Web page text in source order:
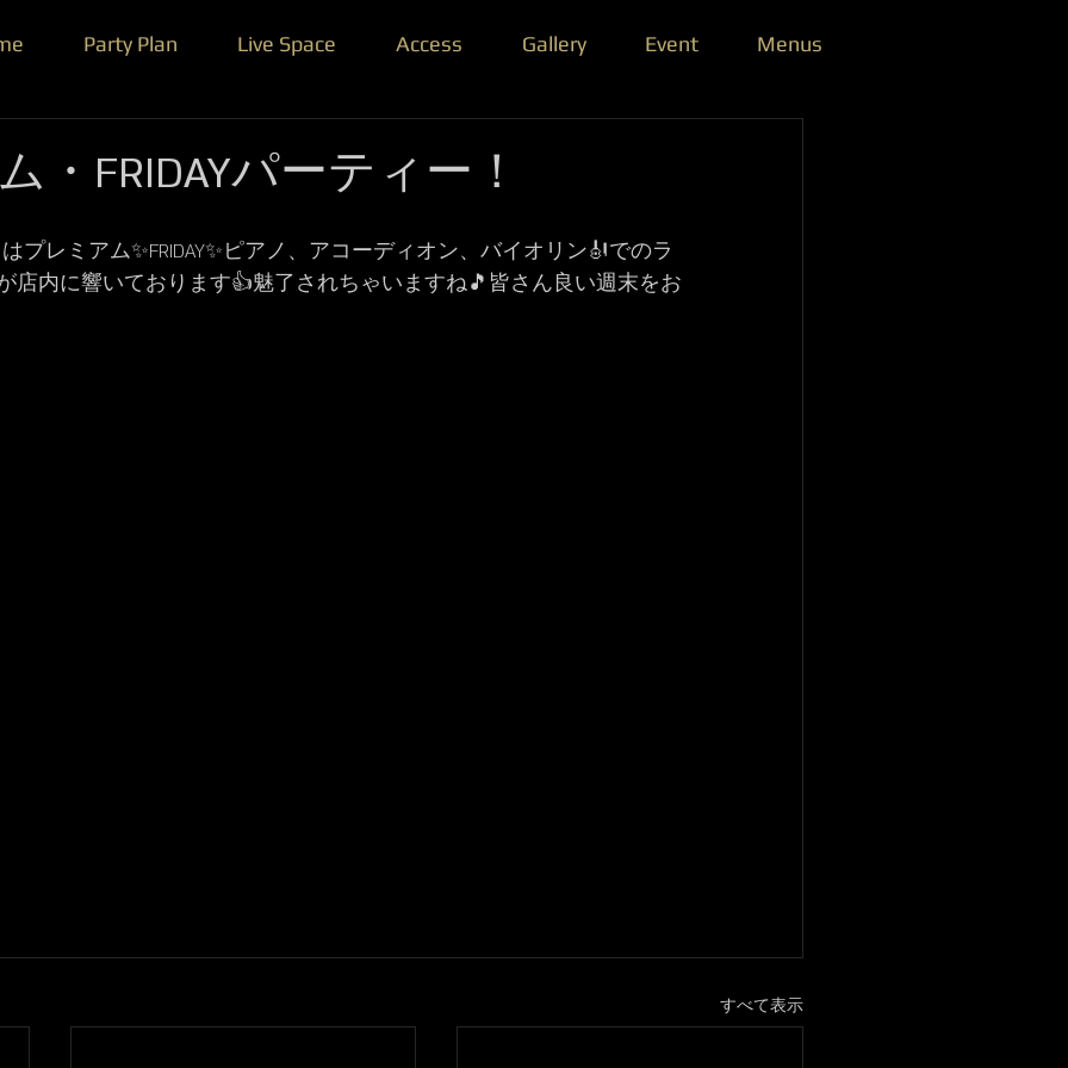
Party Plan Live Space Access Gallery Event Menus
・FRIDAYパーティー！
プレミアム✨FRIDAY✨ピアノ、アコーディオン、バイオリン🎻でのラ
店内に響いております👍魅了されちゃいますね🎵皆さん良い週末をお
すべて表示